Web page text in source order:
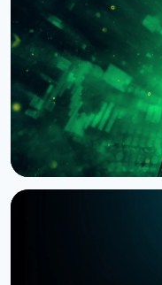
BNY Mellon
4 августа 2026 г. 4 мин
BlackRock
денежных фондов